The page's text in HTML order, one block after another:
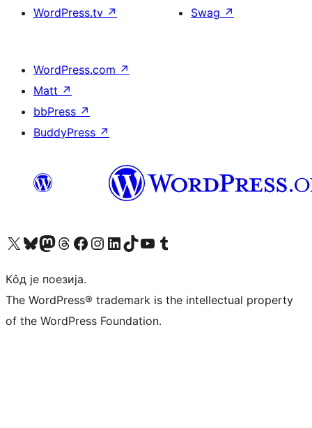
WordPress.tv ↗
Swag ↗
WordPress.com ↗
Matt ↗
bbPress ↗
BuddyPress ↗
Visit our X (formerly Twitter) account
Посетите наш Bluesky налог
Visit our Mastodon account
Посетите наш налог на Threads-у Visit our Facebook page
Посетите наш Инстаграм налог
Visit our LinkedIn account
Посетите наш TikTok налог
Visit our YouTube channel
Посетите наш Tumblr налог
Кôд је поезија.
The WordPress® trademark is the intellectual property
of the WordPress Foundation.